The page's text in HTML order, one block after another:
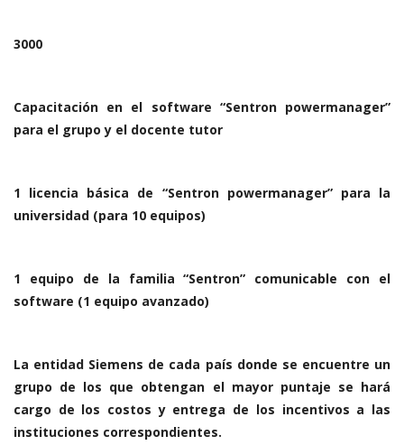
3000
Capacitación en el software “Sentron powermanager”
para el grupo y el docente tutor
1 licencia básica de “Sentron powermanager” para la
universidad (para 10 equipos)
1 equipo de la familia “Sentron” comunicable con el
software (1 equipo avanzado)
La entidad Siemens de cada país donde se encuentre un
grupo de los que obtengan el mayor puntaje se hará
cargo de los costos y entrega de los incentivos a las
instituciones correspondientes.